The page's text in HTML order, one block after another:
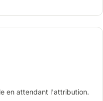
en attendant l'attribution.